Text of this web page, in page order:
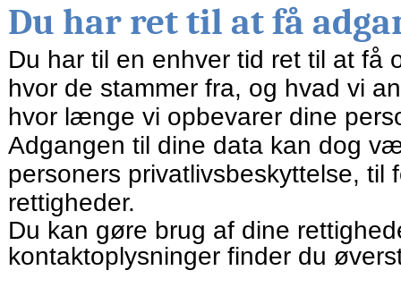
Du har ret til at få
Du har til en enhver tid ret til at få
hvor de stammer fra, og hvad vi
hvor længe vi opbevarer dine
Adgangen til dine data kan dog
personers privatlivsbeskyttelse, til
rettigheder.
Du kan gøre brug af dine
kontaktoplysninger finder du